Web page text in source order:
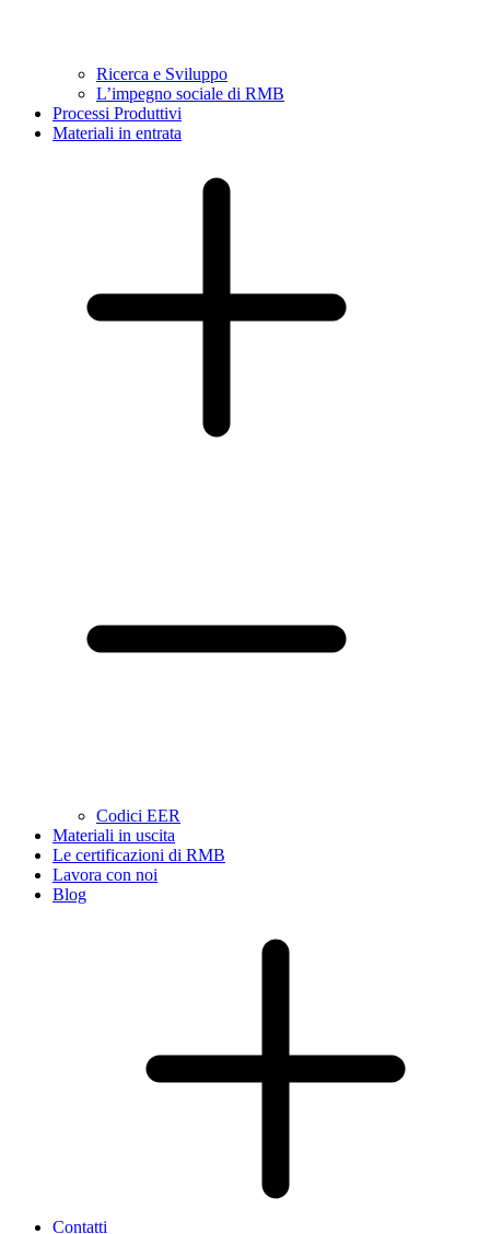
Ricerca e Sviluppo
L’impegno sociale di RMB
Processi Produttivi
Materiali in entrata
Codici EER
Materiali in uscita
Le certificazioni di RMB
Lavora con noi
Blog
Contatti